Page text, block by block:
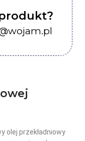
olej przekładniowy